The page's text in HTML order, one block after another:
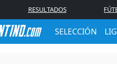
RESULTADOS
SELECCIÓN